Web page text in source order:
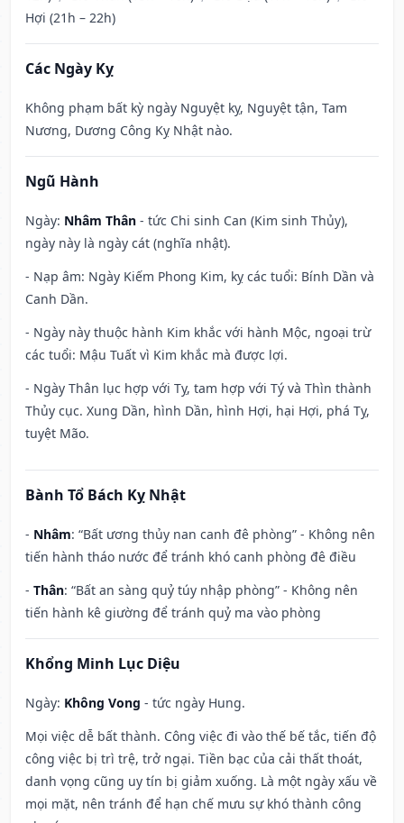
Hợi (21h – 22h)
Các Ngày Kỵ
Không phạm bất kỳ ngày Nguyệt kỵ, Nguyệt tận, Tam
Nương, Dương Công Kỵ Nhật nào.
Ngũ Hành
Ngày: Nhâm Thân - tức Chi sinh Can (Kim sinh Thủy),
ngày này là ngày cát (nghĩa nhật).
- Nạp âm: Ngày Kiếm Phong Kim, kỵ các tuổi: Bính Dần và
Canh Dần.
- Ngày này thuộc hành Kim khắc với hành Mộc, ngoại trừ
các tuổi: Mậu Tuất vì Kim khắc mà được lợi.
- Ngày Thân lục hợp với Tỵ, tam hợp với Tý và Thìn thành
Thủy cục. Xung Dần, hình Dần, hình Hợi, hại Hợi, phá Tỵ,
tuyệt Mão.
Bành Tổ Bách Kỵ Nhật
- Nhâm: “Bất ương thủy nan canh đê phòng” - Không nên
tiến hành tháo nước để tránh khó canh phòng đê điều
- Thân: “Bất an sàng quỷ túy nhập phòng” - Không nên
tiến hành kê giường để tránh quỷ ma vào phòng
Khổng Minh Lục Diệu
Ngày: Không Vong - tức ngày Hung.
Mọi việc dễ bất thành. Công việc đi vào thế bế tắc, tiến độ
công việc bị trì trệ, trở ngại. Tiền bạc của cải thất thoát,
danh vọng cũng uy tín bị giảm xuống. Là một ngày xấu về
mọi mặt, nên tránh để hạn chế mưu sự khó thành công